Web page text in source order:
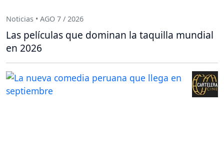
Noticias • AGO 7 / 2026
Las películas que dominan la taquilla mundial
en 2026